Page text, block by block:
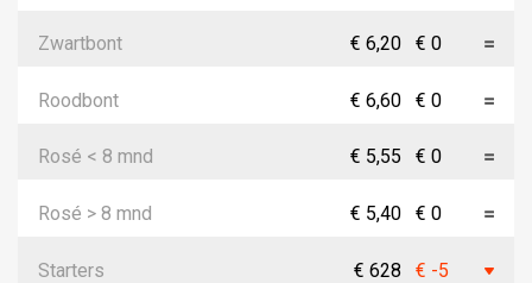
Zwartbont € 6,20 € 0
Roodbont € 6,60 € 0
Rosé < 8 mnd € 5,55 € 0
Rosé > 8 mnd € 5,40 € 0
Starters € 628 € -5